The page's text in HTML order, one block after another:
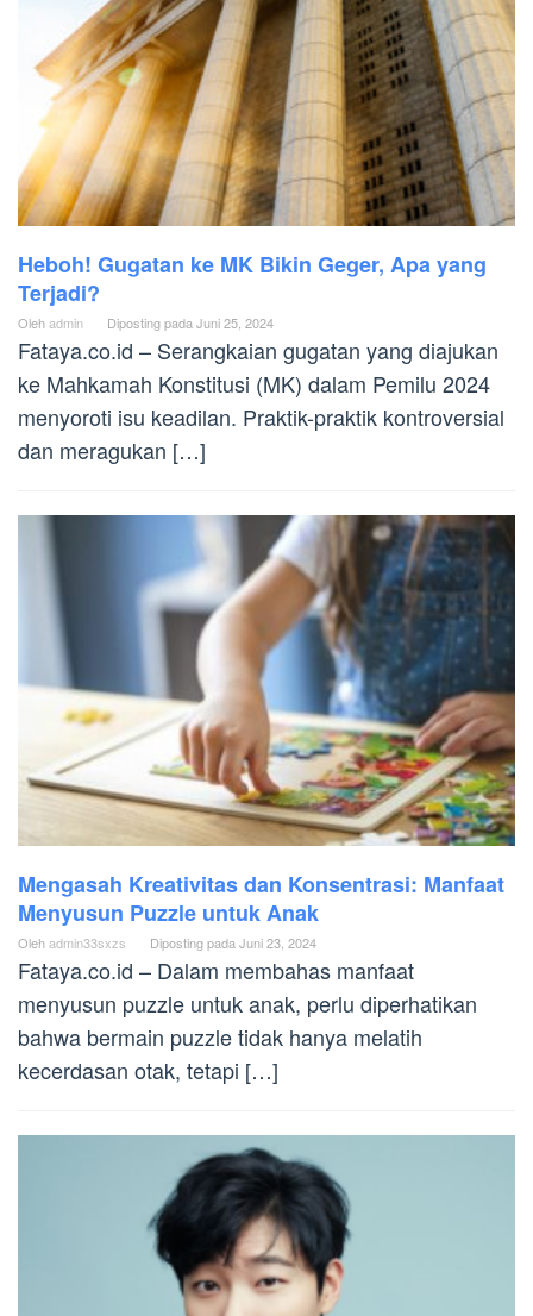
Heboh! Gugatan ke MK Bikin Geger, Apa yang
Terjadi?
Olehadmin Diposting pada Juni 25, 2024
Fataya.co.id – Serangkaian gugatan yang diajukan
ke Mahkamah Konstitusi (MK) dalam Pemilu 2024
menyoroti isu keadilan. Praktik-praktik kontroversial
dan meragukan […]
Mengasah Kreativitas dan Konsentrasi: Manfaat
Menyusun Puzzle untuk Anak
Olehadmin33sxzs Diposting padaJuni 23, 2024
Fataya.co.id – Dalam membahas manfaat
menyusun puzzle untuk anak, perlu diperhatikan
bahwa bermain puzzle tidak hanya melatih
kecerdasan otak, tetapi […]